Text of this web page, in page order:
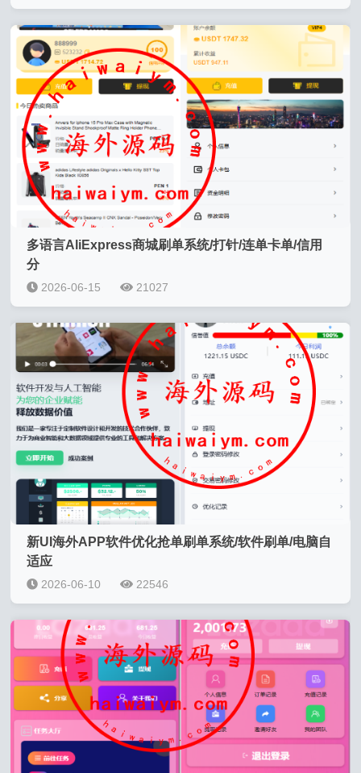
多语言AliExpress商城刷单系统/打针/连单卡单/信用
分
2026-06-15 21027
新UI海外APP软件优化抢单刷单系统/软件刷单/电脑自
适应
2026-06-10 22546